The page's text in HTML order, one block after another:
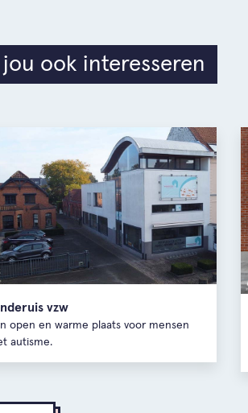
ook interesseren
vzw
open en warme plaats voor mensen
autisme.